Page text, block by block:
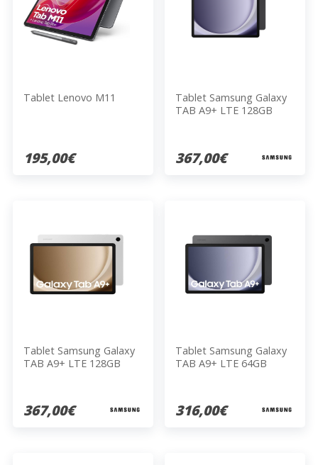
Tablet Lenovo M11
195,00€
Tablet Samsung Galaxy
TAB A9+ LTE 128GB
367,00€
Tablet Samsung Galaxy
TAB A9+ LTE 128GB
367,00€
Tablet Samsung Galaxy
TAB A9+ LTE 64GB
316,00€